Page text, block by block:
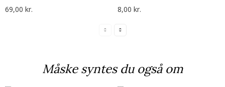
69,00 kr. 8,00 kr.
Måske syntes du også om